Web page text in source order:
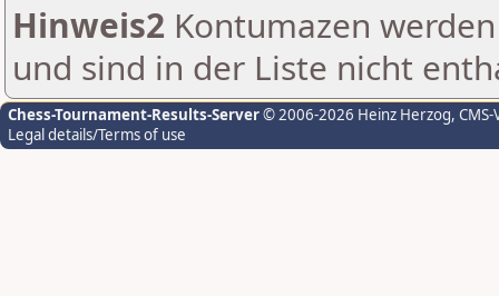
Hinweis2 Kontumazen
und sind in der Liste nicht
Chess-Tournament-Results-Server© 2006-2026 Heinz Herzog,
Legal details/Terms of use